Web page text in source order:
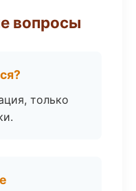
вопросы
только